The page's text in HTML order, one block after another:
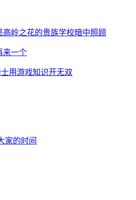
高岭之花的贵族学校暗中照顾
来一个
用游戏知识开无双
家的时间